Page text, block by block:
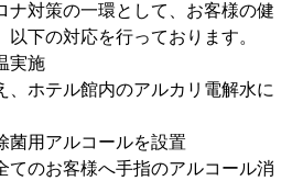
ナ対策の一環として、お客様の健
下の対応を行っております。
実施
、ホテル館内のアルカリ電解水に
菌用アルコールを設置
てのお客様へ手指のアルコール消